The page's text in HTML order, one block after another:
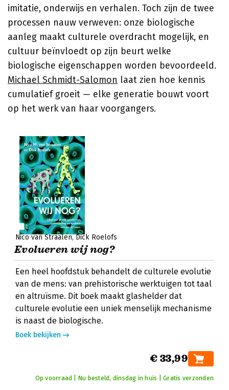
imitatie, onderwijs en verhalen. Toch zijn de twee
processen nauw verweven: onze biologische
aanleg maakt culturele overdracht mogelijk, en
cultuur beïnvloedt op zijn beurt welke
biologische eigenschappen worden bevoordeeld.
Michael Schmidt-Salomon laat zien hoe kennis
cumulatief groeit — elke generatie bouwt voort
op het werk van haar voorgangers.
Nico van Straalen Dick Roelofs
Evolueren wij nog?
Een heel hoofdstuk behandelt de culturele evolutie
van de mens: van prehistorische werktuigen tot taal
en altruïsme. Dit boek maakt glashelder dat
culturele evolutie een uniek menselijk mechanisme
is naast de biologische.
Boek bekijken
€ 33,99
Op voorraad | Nu besteld, dinsdag in huis | Gratis verzonden